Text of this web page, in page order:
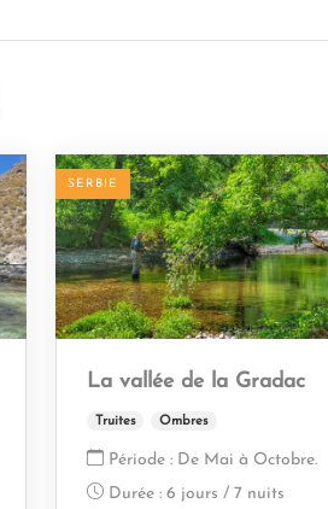
SERBIE
La vallée de la Gradac
Truites Ombres
Période : De Mai à Octobre.
Durée : 6 jours / 7 nuits